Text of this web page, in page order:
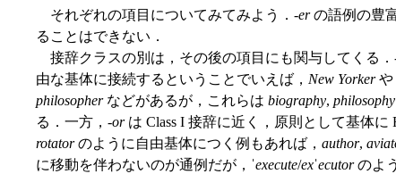
それぞれの項目についてみてみよう．-erの語例の豊
ることはできない．
接辞クラスの別は，その後の項目にも関与してくる
由な基体に接続するということでいえば， New Yorkerや
philosopherなどがあるが，これらは biography, philosophy
る．一方，-orは Class I 接辞に近く，原則として基体に
rotatorのように自由基体につく例もあれば， author,
に移動を伴わないのが通例だが， ˈexecute/exˈecutorのよ